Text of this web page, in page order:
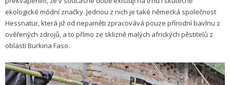
ekologické módní značky. Jednou z nich je také německá společnost
Hessnatur, která již od nepaměti zpracovává pouze přírodní bavlnu z
ověřených zdrojů, a to přímo ze sklizně malých afrických pěstitelů z
oblasti Burkina Faso.